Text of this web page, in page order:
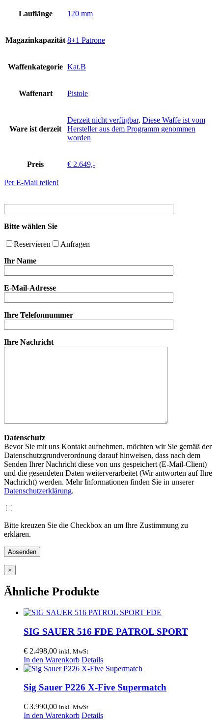
Lauflänge 120 mm
Magazinkapazität 8+1 Patrone
Waffenkategorie Kat.B
Waffenart Pistole
Ware ist derzeit
Derzeit nicht verfügbar, Diese Waffe ist vom
Hersteller aus dem Programm genommen
worden
Preis € 2.649,-
Per E-Mail teilen!
Bitte wählen Sie
Reservieren
Anfragen
Ihr Name
E-Mail-Adresse
Ihre Telefonnummer
Ihre Nachricht
Datenschutz
Bevor Sie mit uns Kontakt aufnehmen, möchten wir Sie gemäß der
Datenschutzgrundverordnung darauf hinweisen, dass nach dem
Senden Ihrer Nachricht diese von uns gespeichert (E-Mail-Client)
und die gesendeten Daten weiterverarbeitet (Wir antworten auf Ihre
Nachricht) werden. Mehr Informationen finden Sie in unserer
Datenschutzerklärung.
Bitte kreuzen Sie die Checkbox an um Ihre Zustimmung zu
erklären.
×
Ähnliche Produkte
SIG SAUER 516 FDE PATROL SPORT
€ 2.498,00 inkl. MwSt
In den Warenkorb Details
Sig Sauer P226 X-Five Supermatch
€ 3.990,00 inkl. MwSt
In den Warenkorb Details